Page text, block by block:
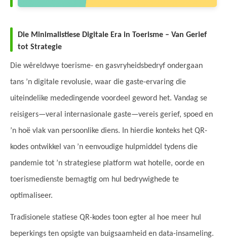
Die Minimalistiese Digitale Era in Toerisme – Van Gerief
tot Strategie
Die wêreldwye toerisme- en gasvryheidsbedryf ondergaan
tans ’n digitale revolusie, waar die gaste-ervaring die
uiteindelike mededingende voordeel geword het. Vandag se
reisigers—veral internasionale gaste—vereis gerief, spoed en
’n hoë vlak van persoonlike diens. In hierdie konteks het QR-
kodes ontwikkel van ’n eenvoudige hulpmiddel tydens die
pandemie tot ’n strategiese platform wat hotelle, oorde en
toerismedienste bemagtig om hul bedrywighede te
optimaliseer.
Tradisionele statiese QR-kodes toon egter al hoe meer hul
beperkings ten opsigte van buigsaamheid en data-insameling.